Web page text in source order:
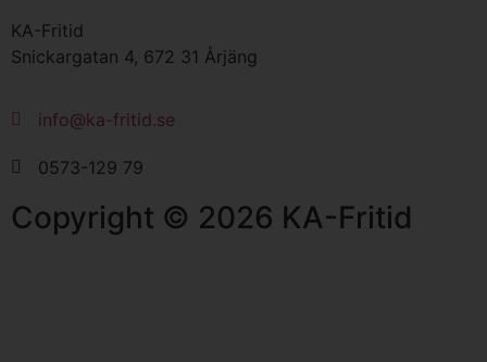
KA-Fritid
Snickargatan 4, 672 31 Årjäng
info@ka-fritid.se
0573-129 79
Copyright © 2026 KA-Fritid